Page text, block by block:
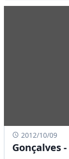
2012/10/09
Gonçalves -